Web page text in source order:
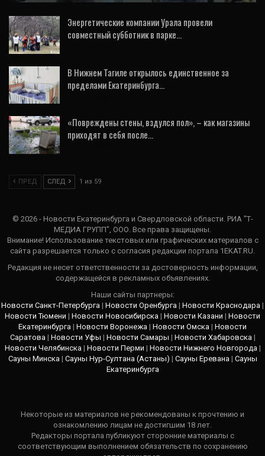
Энергетические компании Урала провели
совместный субботник в парке…
В Нижнем Тагиле открылось единственное за
пределами Екатеринбурга…
«Повреждены стены, вздулся пол», – как магазины
приходят в себя после…
ПРЕД СЛЕД 1 из 59
© 2026 - Новости Екатеринбурга и Свердловской области. РИА "Т-
МЕДИА ГРУПП", ООО. Все права защищены.
Внимание! Использование текстовых или графических материалов с
сайта разрешается только c согласия редакции портала 1EKAT.RU.
Редакция не несет ответственности за достоверность информации,
содержащейся в рекламных объявлениях.
Наши сайты партнеры:
Новости Санкт-Петербурга | Новости Оренбурга | Новости Краснодара |
Новости Тюмени | Новости Новосибирска | Новости Казани | Новости
Екатеринбурга | Новости Воронежа | Новости Омска | Новости
Саратова| Новости Уфы | Новости Самары | Новости Хабаровска|
Новости Челябинска| Новости Перми | Новости Нижнего Новгорода|
Сауны Минска| Сауны Нур-Султана (Астаны) | Сауны Еревана| Сауны
Екатеринбурга
Некоторые из материалов не рекомендованы к прочтению и
ознакомлению лицам не достигшим 18 лет.
Редакторы портала публикуют сторонние материалы с
соответствующим выполнением обязательств по сохранению